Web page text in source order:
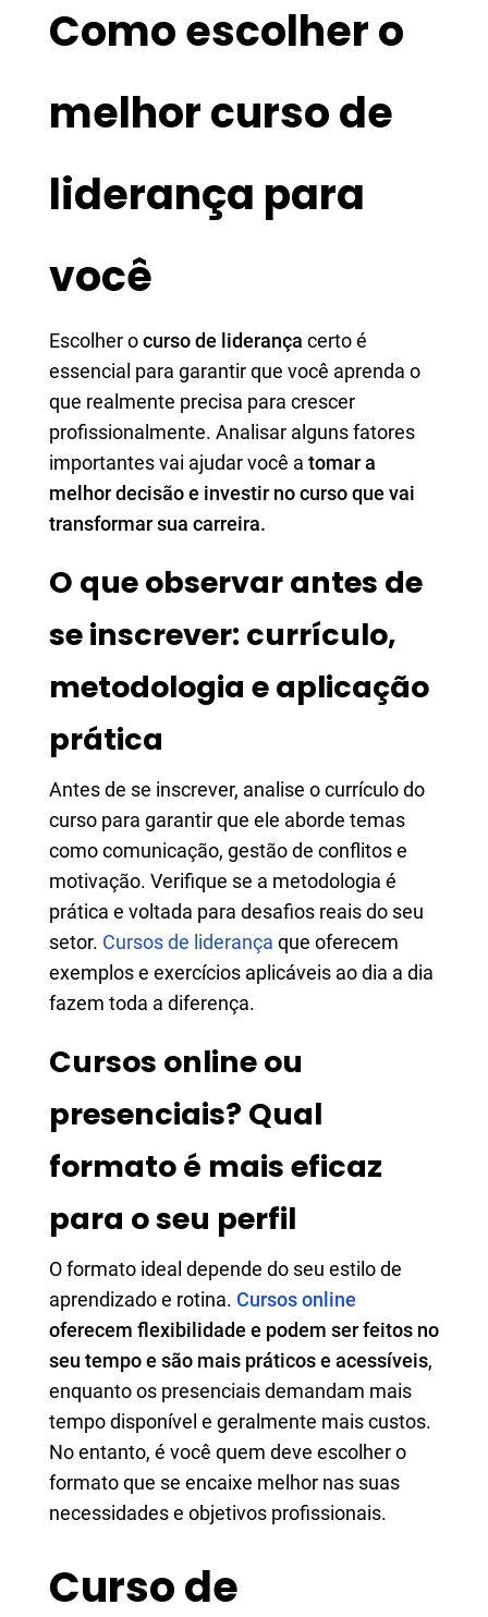
Como escolher o
melhor curso de
liderança para
você
Escolher ocurso de liderança certo é
essencial para garantir que você aprenda o
que realmente precisa para crescer
profissionalmente. Analisar alguns fatores
importantes vai ajudar você a tomar a
melhor decisão e investir no curso que vai
transformar sua carreira.
O que observar antes de
se inscrever: currículo,
metodologia e aplicação
prática
Antes de se inscrever, analise o currículo do
curso para garantir que ele aborde temas
como comunicação, gestão de conflitos e
motivação. Verifique se a metodologia é
prática e voltada para desafios reais do seu
setor. Cursos de liderança que oferecem
exemplos e exercícios aplicáveis ao dia a dia
fazem toda a diferença.
Cursos online ou
presenciais? Qual
formato é mais eficaz
para o seu perfil
O formato ideal depende do seu estilo de
aprendizado e rotina. Cursos online
oferecem flexibilidade e podem ser feitos no
seu tempo e são mais práticos e acessíveis,
enquanto os presenciais demandam mais
tempo disponível e geralmente mais custos.
No entanto, é você quem deve escolher o
formato que se encaixe melhor nas suas
necessidades e objetivos profissionais.
Curso de